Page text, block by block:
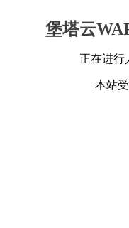
堡塔云
正在进行
本站